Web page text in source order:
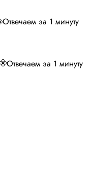
Отвечаем за 1 минуту
Отвечаем за 1 минуту